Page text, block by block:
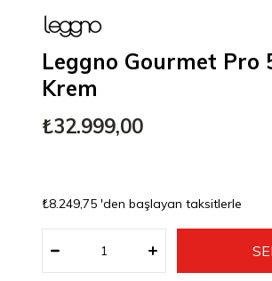
Leggno Gourmet Pro
Krem
₺32.999,00
₺8.249,75 'den başlayan taksitlerle